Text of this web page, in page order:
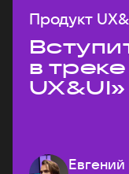
Продукт
в
UX&UI»